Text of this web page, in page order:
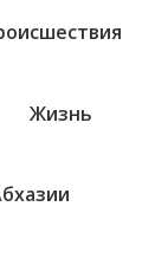
Жизнь